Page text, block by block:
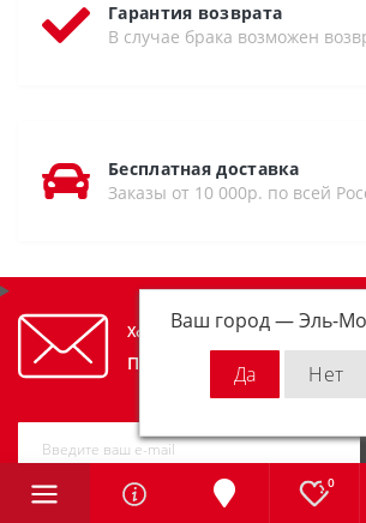
Ваш город —Эль-
0
Гарантия возврата
В случае брака возможен
Бесплатная доставка
Заказы от 10 000р. по всей
Хотите узнавать первым об
Подпишитесь на нашу